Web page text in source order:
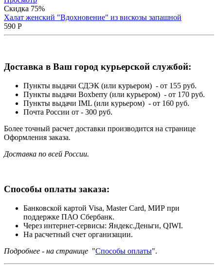
Скидка 75%
Халат женский "Вдохновение" из вискозы запашной
590 Р
Доставка в Ваш город курьерской службой:
Пункты выдачи СДЭК (или курьером) - от 155 руб.
Пункты выдачи Boxberry (или курьером) - от 170 руб.
Пункты выдачи IML (или курьером) - от 160 руб.
Почта России от - 300 руб.
Более точный расчет доставки производится на странице
Оформления заказа.
Доставка по всей России.
Способы оплаты заказа:
Банковской картой Visa, Master Card, МИР при
поддержке ПАО Сбербанк.
Через интернет-сервисы: Яндекс.Деньги, QIWI.
На расчетный счет организации.
Подробнее - на странице "Способы оплаты".